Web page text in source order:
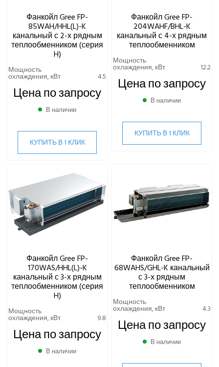
Фанкойл Gree FP-
85WAH/HHL(L)-K
канальный с 2-х рядным
теплообменником (серия
H)
Мощность
охлаждения, кВт 4.5
Цена по запросу
В наличии
КУПИТЬ В 1 КЛИК
Фанкойл Gree FP-
204WAHF/BHL-K
канальный с 4-х рядным
теплообменником
Мощность
охлаждения, кВт 12.2
Цена по запросу
В наличии
КУПИТЬ В 1 КЛИК
Фанкойл Gree FP-
170WAS/HHL(L)-K
канальный с 3-х рядным
теплообменником (серия
H)
Мощность
охлаждения, кВт 9.8
Цена по запросу
В наличии
Фанкойл Gree FP-
68WAHS/GHL-K канальный
с 3-х рядным
теплообменником
Мощность
охлаждения, кВт 4.3
Цена по запросу
В наличии